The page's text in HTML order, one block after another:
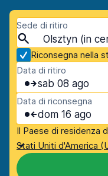
Sede di ritiro
Olsztyn (in
Riconsegna nella
Data di ritiro
sab 08 ago
Data di riconsegna
dom 16 ago
Il Paese di residenza
Stati Uniti d'America